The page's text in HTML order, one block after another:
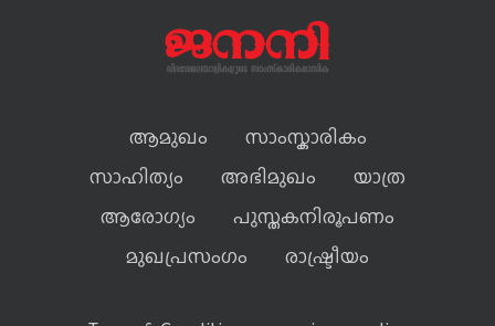
ആമുഖം
സാംസ്കാരികം
സാഹിത്യം
അഭിമുഖം
യാത്ര
ആരോഗ്യം
പുസ്തകനിരൂപണം
മുഖപ്രസംഗം
രാഷ്ട്രീയം